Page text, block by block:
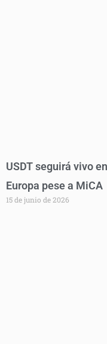
USDT seguirá vivo
Europa pese a MiCA
15 de junio de 2026